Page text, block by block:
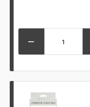
